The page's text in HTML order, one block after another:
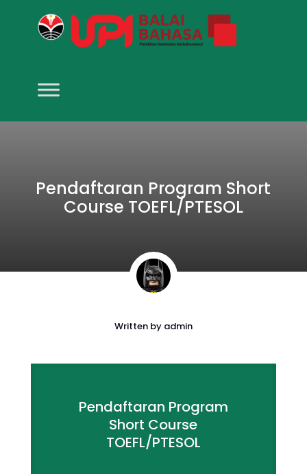
Pendaftaran Program Short
Course TOEFL/PTESOL
Written by admin
Pendaftaran Program
Short Course
TOEFL/PTESOL